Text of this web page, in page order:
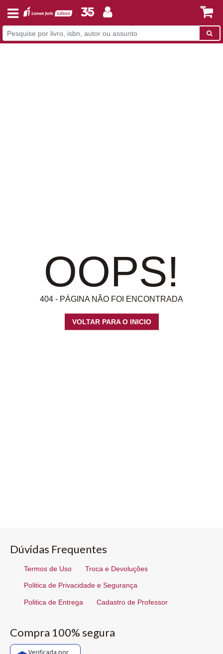
OOPS!
404 - PÁGINA NÃO FOI ENCONTRADA
VOLTAR PARA O INICIO
Dúvidas Frequentes
Termos de Uso Troca e Devoluções
Politica de Privacidade e Segurança
Politica de Entrega Cadastro de Professor
Compra 100% segura